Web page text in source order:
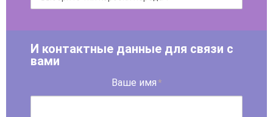
И контактные данные для связи с
вами
Ваше имя *